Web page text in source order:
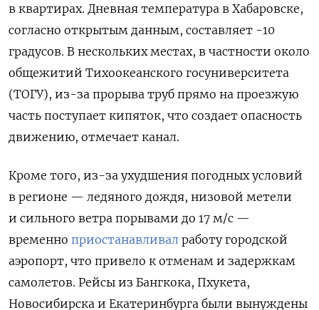
в квартирах. Дневная температура в Хабаровске,
согласно открытым данным, составляет -10
градусов. В нескольких местах, в частности около
общежитий Тихоокеанского госуниверситета
(ТОГУ), из-за прорыва труб прямо на проезжую
часть поступает кипяток, что создает опасность
движению, отмечает канал.
Кроме того, из-за ухудшения погодных условий
в регионе — ледяного дождя, низовой метели
и сильного ветра порывами до 17 м/с —
временно приостанавливал работу городской
аэропорт, что привело к отменам и задержкам
самолетов. Рейсы из Бангкока, Пхукета,
Новосибирска и Екатеринбурга были вынуждены